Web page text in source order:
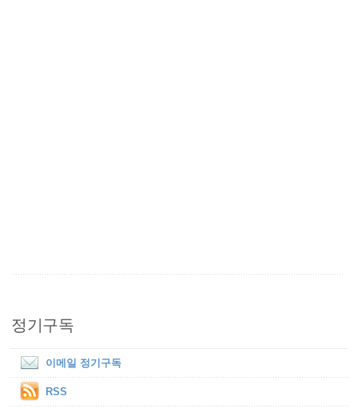
정기구독
이메일 정기구독
RSS